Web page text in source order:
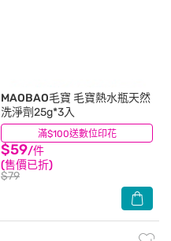
滿$100送數位印花
MAOBAO毛寶 毛寶熱水瓶天然
洗淨劑25g*3入
$59/件
(售價已折)
$79
(1)